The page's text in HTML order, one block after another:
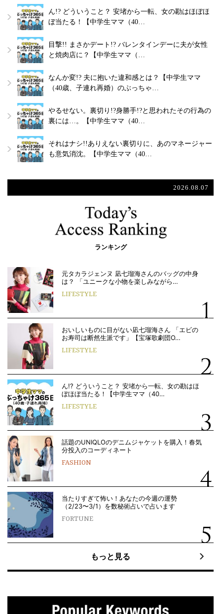
ん!? どういうこと？ 安堵から一転、女の勘はほぼほ
ぼ当たる！【中学生ママ（40…
目撃!! まさかデート!? バレンタインデーに夫が女性
と焼肉店に？【中学生ママ（…
なんか変!? 夫に抱いた違和感とは？【中学生ママ
（40歳、子連れ再婚）のぶっちゃ…
やるせない。裏切り!?身勝手!?と思われたその行為の
裏には…。【中学生ママ（40…
それはナシ!!ありえない裏切りに、あのマネージャー
も意気消沈。【中学生ママ（40…
2026.08.07
ランキング
元タカラジェンヌ 凪七瑠海さんのバッグの中身
は？ 「ユニークな小物を楽しみながら…
LIFESTYLE
おいしいものに目がない凪七瑠海さん 「エビの
お寿司は断然生派です」【宝塚歌劇団O…
LIFESTYLE
ん!? どういうこと？ 安堵から一転、女の勘はほ
ぼほぼ当たる！【中学生ママ（40…
LIFESTYLE
話題のUNIQLOのデニムジャケットを購入！春気
分投入のコーディネート
FASHION
当たりすぎて怖い！あなたの今週の運勢
（2/23〜3/1）を数秘術占いで占います
FORTUNE
もっと見る